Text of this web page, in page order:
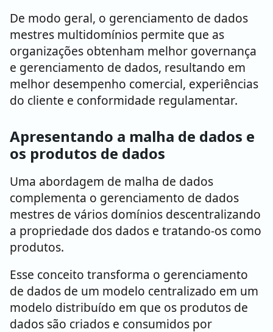
De modo geral, o gerenciamento de dados
mestres multidomínios permite que as
organizações obtenham melhor governança
e gerenciamento de dados, resultando em
melhor desempenho comercial, experiências
do cliente e conformidade regulamentar.
Apresentando a malha de dados e
os produtos de dados
Uma abordagem de malha de dados
complementa o gerenciamento de dados
mestres de vários domínios descentralizando
a propriedade dos dados e tratando-os como
produtos.
Esse conceito transforma o gerenciamento
de dados de um modelo centralizado em um
modelo distribuído em que os produtos de
dados são criados e consumidos por